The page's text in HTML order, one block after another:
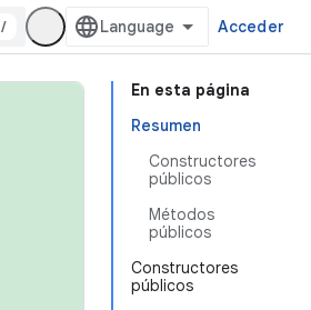
/ Acceder
En esta página
Resumen
Constructores
públicos
Métodos
públicos
Constructores
públicos